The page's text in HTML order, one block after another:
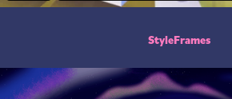
StyleFrames